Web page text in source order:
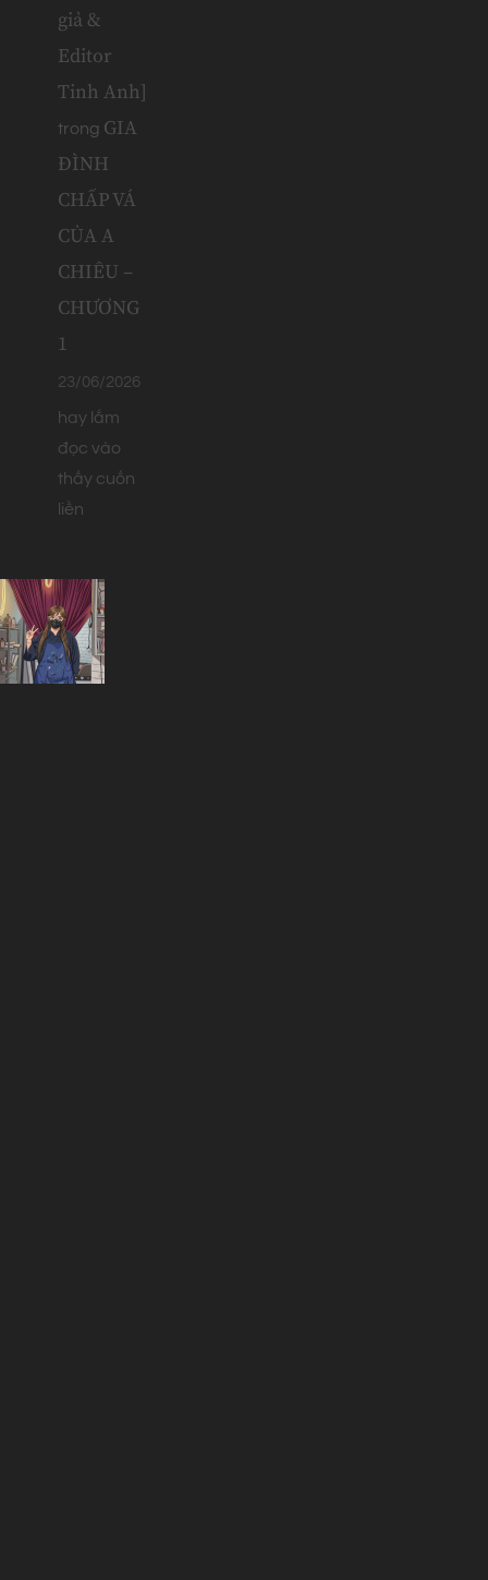
giả &
Editor
Tinh Anh]
trong GIA
ĐÌNH
CHẤP VÁ
CỦA A
CHIÊU –
CHƯƠNG
1
23/06/2026
hay lắm
đọc vào
thấy cuốn
liền